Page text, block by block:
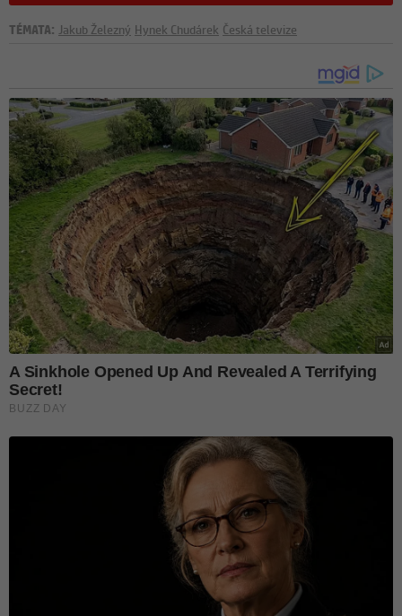
TÉMATA: Jakub Železný Hynek Chudárek Česká televize